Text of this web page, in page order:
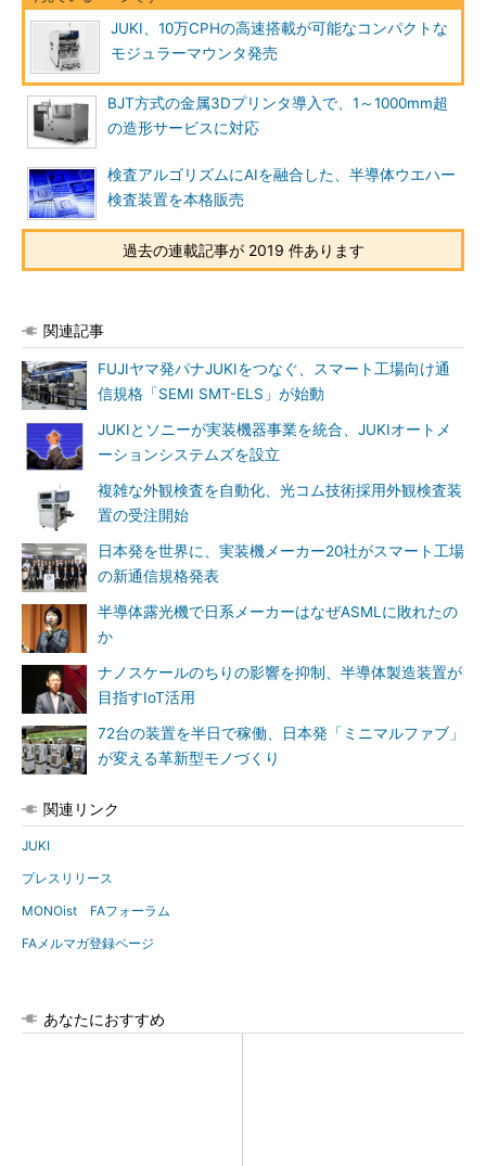
JUKI、10万CPHの高速搭載が可能なコンパクトな
モジュラーマウンタ発売
BJT方式の金属3Dプリンタ導入で、1～1000mm超
の造形サービスに対応
検査アルゴリズムにAIを融合した、半導体ウエハー
検査装置を本格販売
過去の連載記事が 2019 件あります
関連記事
FUJIヤマ発パナJUKIをつなぐ、スマート工場向け通
信規格「SEMI SMT-ELS」が始動
JUKIとソニーが実装機器事業を統合、JUKIオートメ
ーションシステムズを設立
複雑な外観検査を自動化、光コム技術採用外観検査装
置の受注開始
日本発を世界に、実装機メーカー20社がスマート工場
の新通信規格発表
半導体露光機で日系メーカーはなぜASMLに敗れたの
か
ナノスケールのちりの影響を抑制、半導体製造装置が
目指すIoT活用
72台の装置を半日で稼働、日本発「ミニマルファブ」
が変える革新型モノづくり
関連リンク
JUKI
プレスリリース
MONOist FAフォーラム
FAメルマガ登録ページ
あなたにおすすめ